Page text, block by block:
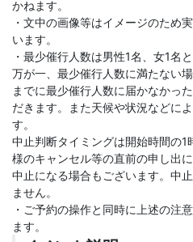
かねます。
・文中の画像等はイメージのため
います。
・最少催行人数は男性1名、女1名と
万が一、最少催行人数に満たない
までに最少催行人数に届かなかっ
だきます。また天候や状況などに
す。
中止判断タイミングは開始時間の
様のキャンセル等の直前の申し出
中止になる場合もございます。中
ません。
・ご予約の操作と同時に上述の注
ます。